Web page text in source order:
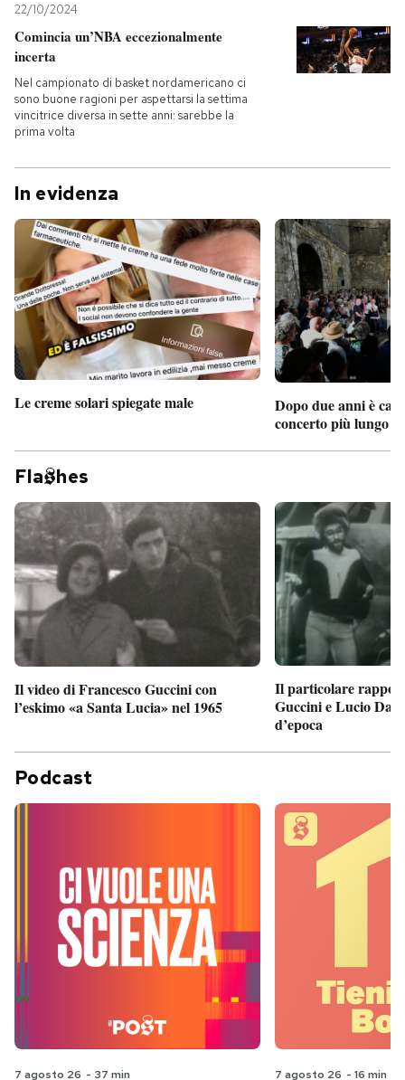
22/10/2024
Comincia un’NBA eccezionalmente
incerta
Nel campionato di basket nordamericano ci
sono buone ragioni per aspettarsi la settima
vincitrice diversa in sette anni: sarebbe la
prima volta
In evidenza
Le creme solari spiegate male
Dopo due anni è
concerto più lungo
Fla hes
Il video di Francesco Guccini con
l’eskimo «a Santa Lucia» nel 1965
Il particolare
Guccini e Lucio
d’epoca
Podcast
7 agosto 26 - 37 min 7 agosto 26 - 16 min